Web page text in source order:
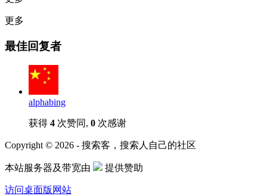
更多
最佳回复者
alphabing
获得 4 次赞同, 0 次感谢
Copyright © 2026 - 搜索客，搜索人自己的社区
本站服务器及带宽由 提供赞助
访问桌面版网站